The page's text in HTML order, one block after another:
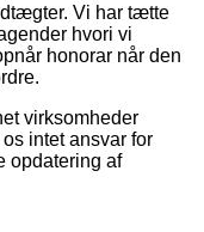
Vi har tætte
hvori vi
honorar når den
virksomheder
intet ansvar for
opdatering af